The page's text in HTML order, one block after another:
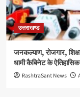
उत्तराखण्ड
जनकल्याण, रोजगार,
धामी कैबिनेट के
RashtraSant News